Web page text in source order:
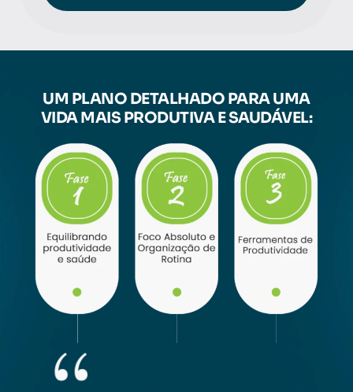
UM PLANO DETALHADO PARA UMA
VIDA MAIS PRODUTIVA E SAUDÁVEL: